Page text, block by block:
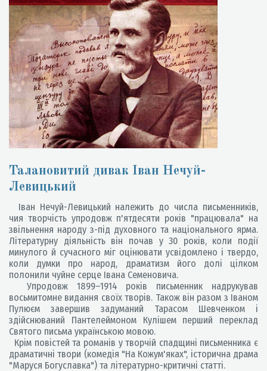
Талановитий дивак Іван Нечуй-
Левицький
Іван Нечуй-Левицький належить до числа письменників,
чия творчість упродовж п'ятдесяти років "працювала" на
звільнення народу з-під духовного та національного ярма.
Літературну діяльність він почав у 30 років, коли події
минулого й сучасного міг оцінювати усвідомлено і твердо,
коли думки про народ, драматизм його долі цілком
полонили чуйне серце Івана Семеновича.
Упродовж 1899–1914 років письменник надрукував
восьмитомне видання своїх творів. Також він разом з Іваном
Пулюєм завершив задуманий Тарасом Шевченком і
здійснюваний Пантелеймоном Кулішем перший переклад
Святого письма українською мовою.
Крім повістей та романів у творчій спадщині письменника є
драматичні твори (комедія "На Кожум'яках", історична драма
"Маруся Богуславка") та літературно-критичні статті.